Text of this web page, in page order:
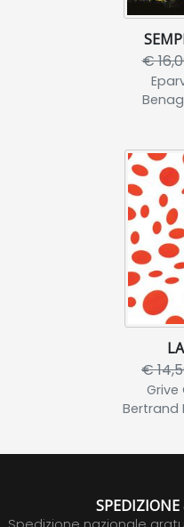
€
€
Grive
Bertrand
SPEDIZIONE